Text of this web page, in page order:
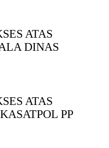
ATAS
DINAS
ATAS
PP